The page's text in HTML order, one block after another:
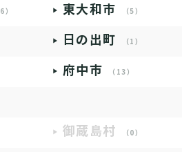
6） 東大和市 （5）
日の出町 （1）
府中市 （13）
御蔵島村 （0）